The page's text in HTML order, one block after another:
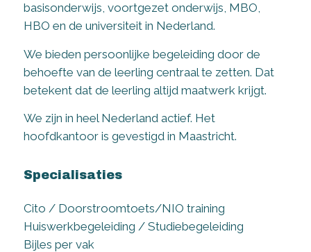
basisonderwijs, voortgezet onderwijs, MBO,
HBO en de universiteit in Nederland.
We bieden persoonlijke begeleiding door de
behoefte van de leerling centraal te zetten. Dat
betekent dat de leerling altijd maatwerk krijgt.
We zijn in heel Nederland actief. Het
hoofdkantoor is gevestigd in Maastricht.
Specialisaties
Cito / Doorstroomtoets/NIO training
Huiswerkbegeleiding / Studiebegeleiding
Bijles per vak